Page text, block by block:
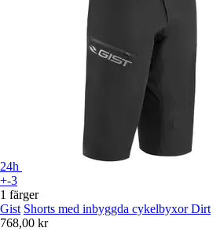
24h
+-3
1 färger
Gist Shorts med inbyggda cykelbyxor Dirt
768,00 kr